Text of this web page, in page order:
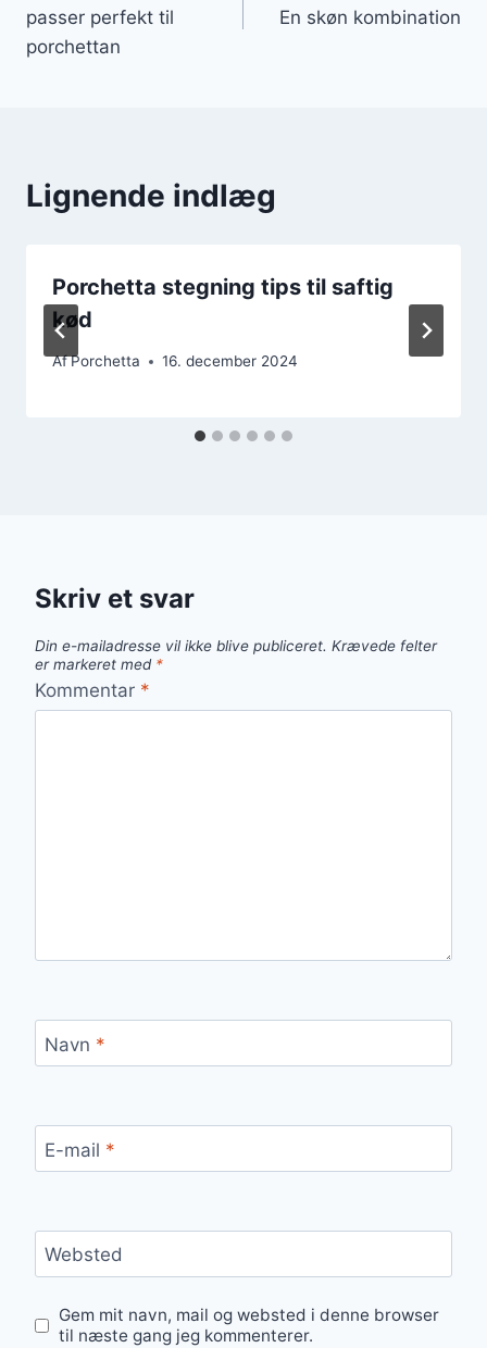
passer perfekt til
porchettan
En skøn kombination
Lignende indlæg
Porchetta stegning tips til saftig
kød
AfPorchetta 16. december 2024
Skriv et svar
Din e-mailadresse vil ikke blive publiceret. Krævede felter
er markeret med *
Kommentar *
Navn *
E-mail *
Websted
Gem mit navn, mail og websted i denne browser
til næste gang jeg kommenterer.